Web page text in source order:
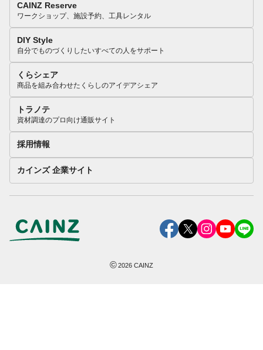
CAINZ Reserve
ワークショップ、施設予約、工具レンタル
DIY Style
自分でものづくりしたいすべての人をサポート
くらシェア
商品を組み合わせたくらしのアイデアシェア
トラノテ
資材調達のプロ向け通販サイト
採用情報
カインズ 企業サイト
©2026 CAINZ